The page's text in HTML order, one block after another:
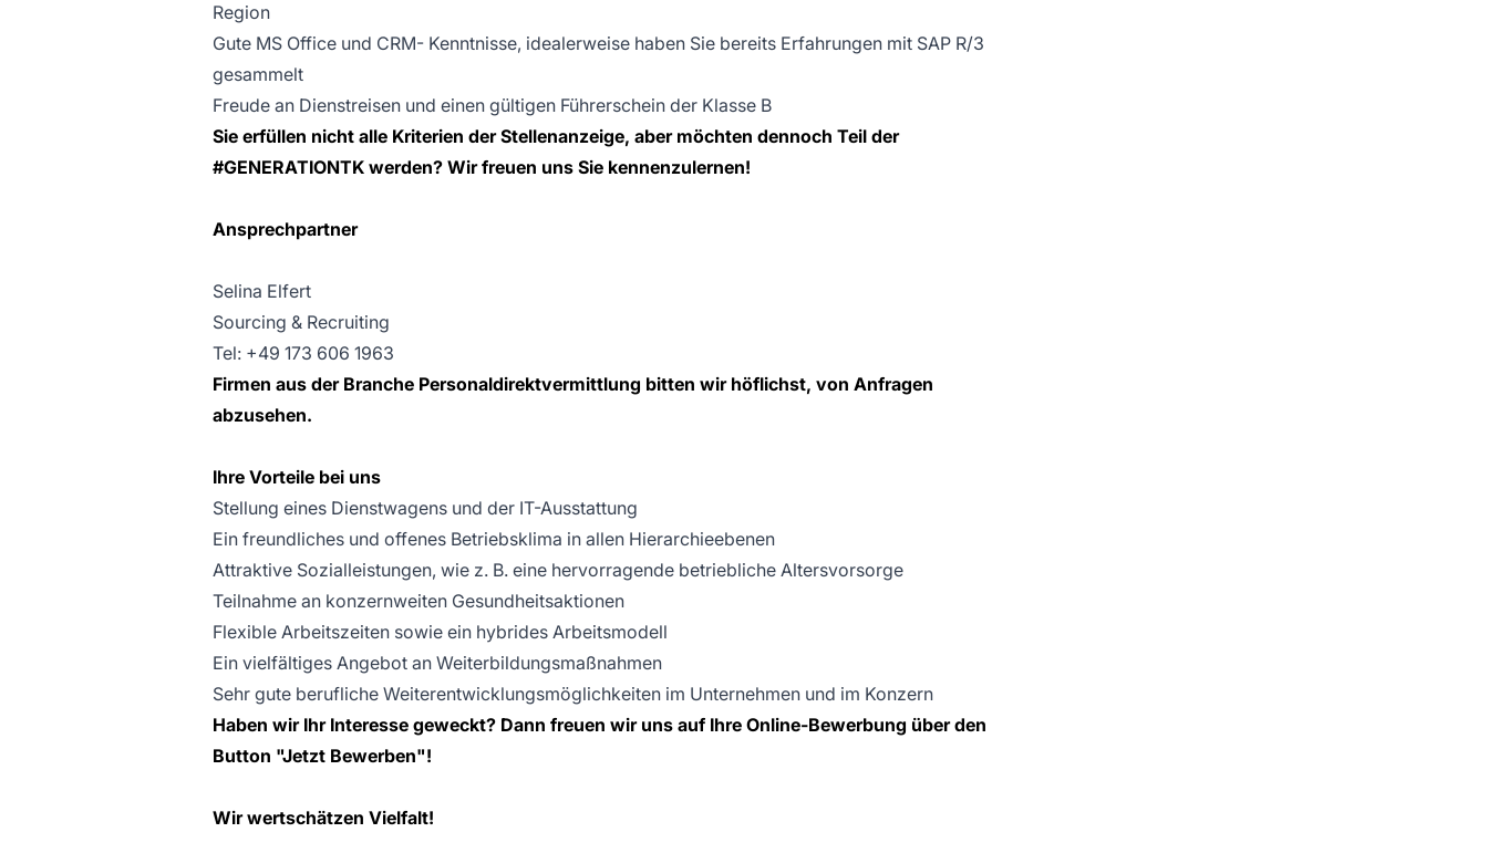
Region
Gute MS Office und CRM- Kenntnisse, idealerweise haben Sie bereits Erfahrungen mit SAP R/3
gesammelt
Freude an Dienstreisen und einen gültigen Führerschein der Klasse B
Sie erfüllen nicht alle Kriterien der Stellenanzeige, aber möchten dennoch Teil der
#GENERATIONTK werden? Wir freuen uns Sie kennenzulernen!
Ansprechpartner
Selina Elfert
Sourcing & Recruiting
Tel: +49 173 606 1963
Firmen aus der Branche Personaldirektvermittlung bitten wir höflichst, von Anfragen
abzusehen.
Ihre Vorteile bei uns
Stellung eines Dienstwagens und der IT-Ausstattung
Ein freundliches und offenes Betriebsklima in allen Hierarchieebenen
Attraktive Sozialleistungen, wie z. B. eine hervorragende betriebliche Altersvorsorge
Teilnahme an konzernweiten Gesundheitsaktionen
Flexible Arbeitszeiten sowie ein hybrides Arbeitsmodell
Ein vielfältiges Angebot an Weiterbildungsmaßnahmen
Sehr gute berufliche Weiterentwicklungsmöglichkeiten im Unternehmen und im Konzern
Haben wir Ihr Interesse geweckt? Dann freuen wir uns auf Ihre Online-Bewerbung über den
Button "Jetzt Bewerben"!
Wir wertschätzen Vielfalt!